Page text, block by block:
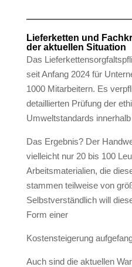
Lieferketten und
der aktuellen Situation
Das
seit Anfang 2024 für
1000 Mitarbeitern. Es
detaillierten Prüfung der
Umweltstandards
Das Ergebnis? Der
vielleicht nur 20 bis 100
Arbeitsmaterialien, die
stammen teilweise von
Selbstverständlich will
Form einer
Kostensteigerung
Auch sind die aktuellen